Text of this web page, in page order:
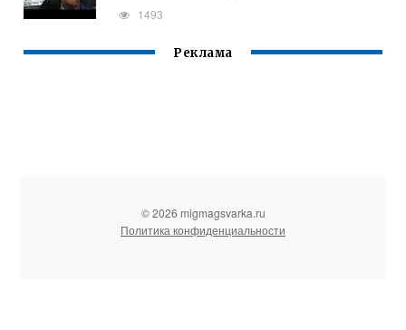
1493
Реклама
© 2026 migmagsvarka.ru
Политика конфиденциальности